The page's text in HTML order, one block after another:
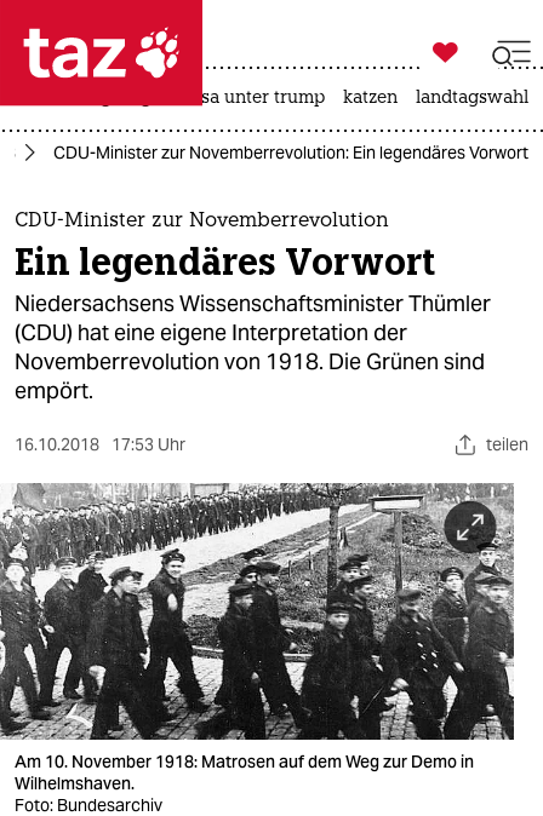
 taz zahl ich
taz zahl ich
themen
politik
öko
gesellschaft
kultur
sport
berlin
nord
wahrheit
verlag
verlag
veranstaltungen

taz zahl ich
usa unter trump katzen landtagswahl
CDU-Minister zur Novemberrevolution: Ein legendäres Vorwort
CDU-Minister zur Novemberrevolution
Ein legendäres Vorwort
Niedersachsens Wissenschaftsminister Thümler
(CDU) hat eine eigene Interpretation der
Novemberrevolution von 1918. Die Grünen sind
empört.
16.10.2018 17:53 Uhr teilen
Am 10. November 1918: Matrosen auf dem Weg zur Demo in
Wilhelmshaven.
Foto: Bundesarchiv